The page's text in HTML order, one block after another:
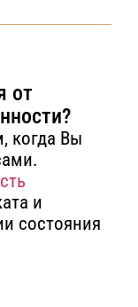
от
когда Вы
и
состояния